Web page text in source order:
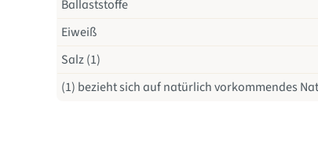
Ballaststoffe
Eiweiß
Salz (1)
(1) bezieht sich auf natürlich vorkommendes